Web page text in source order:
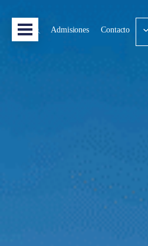
Admisiones Contacto